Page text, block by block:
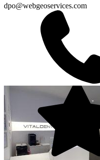
dpo@webgeoservices.com